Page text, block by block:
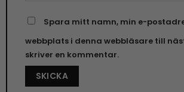
Spara mitt namn, min e-
webbplats i denna webbläsare till
skriver en kommentar.